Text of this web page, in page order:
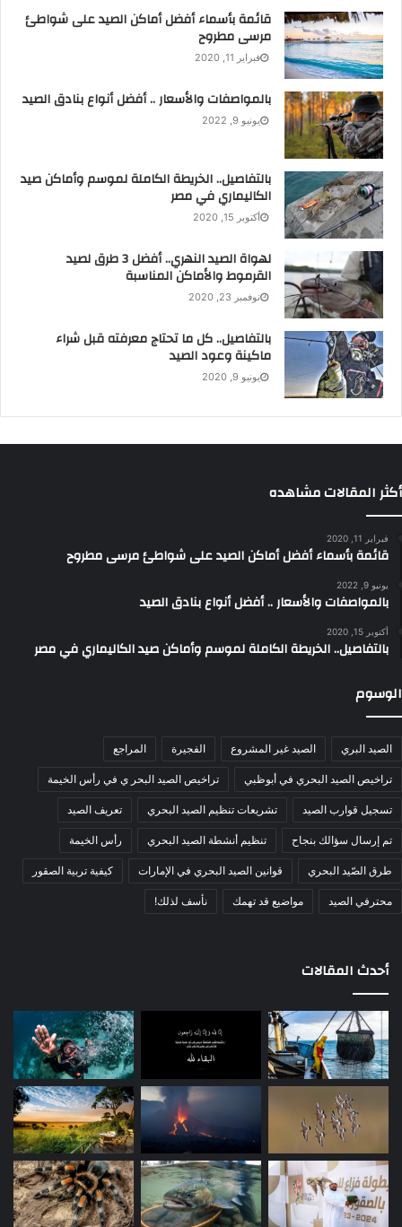
قائمة بأسماء أفضل أماكن الصيد على شواطئ
مرسى مطروح
فبراير 11, 2020
بالمواصفات والأسعار .. أفضل أنواع بنادق الصيد
يونيو 9, 2022
بالتفاصيل.. الخريطة الكاملة لموسم وأماكن صيد
الكاليماري في مصر
أكتوبر 15, 2020
لهواة الصيد النهري.. أفضل 3 طرق لصيد
القرموط والأماكن المناسبة
نوفمبر 23, 2020
بالتفاصيل.. كل ما تحتاج معرفته قبل شراء
ماكينة وعود الصيد
يونيو 9, 2020
أكثر المقالات مشاهده
فبراير 11, 2020
قائمة بأسماء أفضل أماكن الصيد على شواطئ مرسى مطروح
يونيو 9, 2022
بالمواصفات والأسعار .. أفضل أنواع بنادق الصيد
أكتوبر 15, 2020
بالتفاصيل.. الخريطة الكاملة لموسم وأماكن صيد الكاليماري في مصر
الوسوم
الصيد البري الصيد غير المشروع الفجيرة المراجع
تراخيص الصيد البحري في أبوظبي تراخيص الصيد البحر ي في رأس الخيمة
تسجيل قوارب الصيد تشريعات تنظيم الصيد البحري تعريف الصيد
تم إرسال سؤالك بنجاح تنظيم أنشطة الصيد البحري رأس الخيمة
طرق الصّيد البحري قوانين الصيد البحري في الإمارات كيفية تربية الصقور
محترفي الصيد مواضيع قد تهمك نأسف لذلك!
أحدث المقالات